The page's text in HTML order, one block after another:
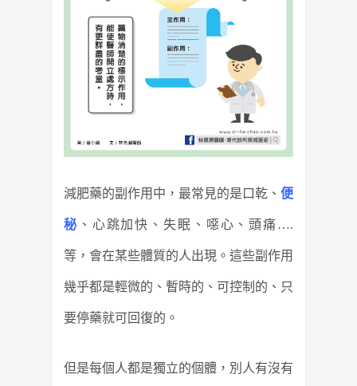
減肥藥的副作用中， 最常見的是口乾、 便
秘 、心跳加快、失眠、噁心、頭痛….
等，會在某些體質的人出現。 這些副作用
幾乎都是輕微的、暫時的、可控制的、只
要停藥就可回復的。
但是每個人都是獨立的個體，別人有沒有